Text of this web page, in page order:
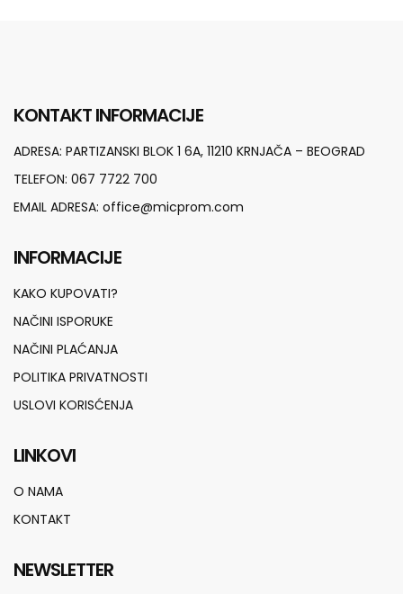
KONTAKT INFORMACIJE
ADRESA: PARTIZANSKI BLOK 1 6A, 11210 KRNJAČA – BEOGRAD
TELEFON: 067 7722 700
EMAIL ADRESA: office@micprom.com
INFORMACIJE
KAKO KUPOVATI?
NAČINI ISPORUKE
NAČINI PLAĆANJA
POLITIKA PRIVATNOSTI
USLOVI KORISĆENJA
LINKOVI
O NAMA
KONTAKT
NEWSLETTER